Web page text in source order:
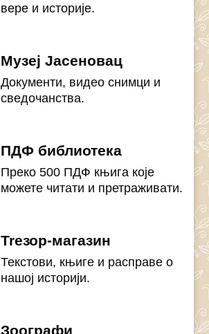
вере и историје.
Музеј Јасеновац
Документи, видео снимци и
сведочанства.
ПДФ библиотека
Преко 500 ПДФ књига које
можете читати и претраживати.
Treзор-магазин
Текстови, књиге и расправе о
нашој историји.
Зоографи